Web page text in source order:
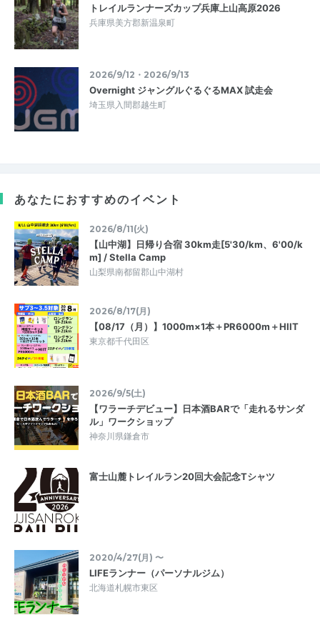
トレイルランナーズカップ兵庫上山高原2026
兵庫県美方郡新温泉町
2026/9/12・2026/9/13
Overnight ジャングルぐるぐるMAX 試走会
埼玉県入間郡越生町
あなたにおすすめのイベント
2026/8/11(火)
【山中湖】日帰り合宿 30km走[5'30/km、6'00/k
m] / Stella Camp
山梨県南都留郡山中湖村
2026/8/17(月)
【08/17（月）】1000m×1本＋PR6000m＋HIIT
東京都千代田区
2026/9/5(土)
【ワラーチデビュー】日本酒BARで「走れるサンダ
ル」ワークショップ
神奈川県鎌倉市
富士山麓トレイルラン20回大会記念Tシャツ
2020/4/27(月) 〜
LIFEランナー（パーソナルジム）
北海道札幌市東区